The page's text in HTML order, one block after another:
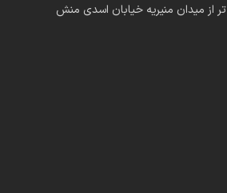
از میدان منیریه خیابان اسدی منش